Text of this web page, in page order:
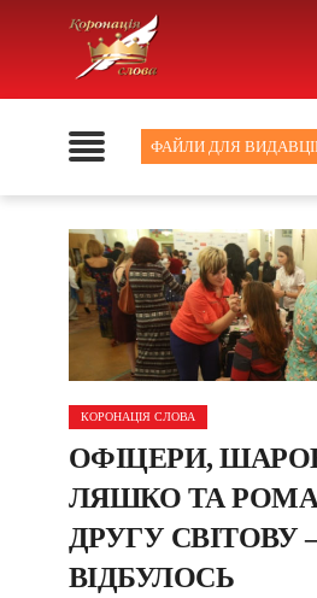
ФАЙЛИ ДЛЯ
КОРОНАЦІЯ СЛОВА
ОФІЦЕРИ,
ЛЯШКО ТА
ДРУГУ СВІТОВУ
ВІДБУЛОСЬ